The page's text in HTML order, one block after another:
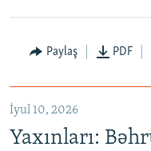
Paylaş PDF
İyul 10, 2026
Yaxınları: